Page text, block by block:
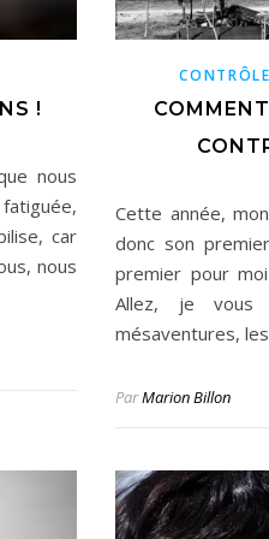
!
nous
car
nous
Cette année,
donc son
premier pour
Allez, je
mésaventures,
ParMarion Billon